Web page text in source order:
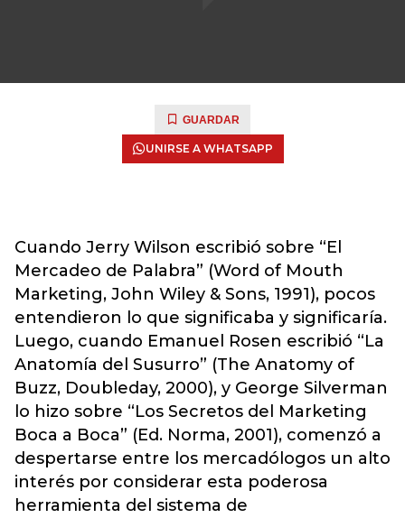
GUARDAR
UNIRSE A WHATSAPP
Cuando Jerry Wilson escribió sobre “El
Mercadeo de Palabra” (Word of Mouth
Marketing, John Wiley & Sons, 1991), pocos
entendieron lo que significaba y significaría.
Luego, cuando Emanuel Rosen escribió “La
Anatomía del Susurro” (The Anatomy of
Buzz, Doubleday, 2000), y George Silverman
lo hizo sobre “Los Secretos del Marketing
Boca a Boca” (Ed. Norma, 2001), comenzó a
despertarse entre los mercadólogos un alto
interés por considerar esta poderosa
herramienta del sistema de